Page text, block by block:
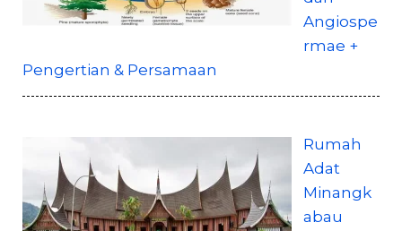
Angiospe
rmae +
Pengertian & Persamaan
Rumah
Adat
Minangk
abau